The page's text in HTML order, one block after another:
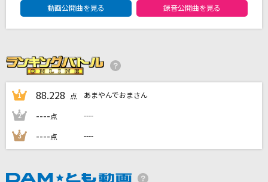
最後の雨
中西保志
小さきもの
林明日香
[生音]-救世主 メシア-“DEAD or ALIVE“Live ve
r
Janne Da Arc
PENICILLIN
動画公開曲を見る 録音公開曲を見る
1 88.228 点 あまやんでおまさん
2 ----点 ----
3 ----点 ----